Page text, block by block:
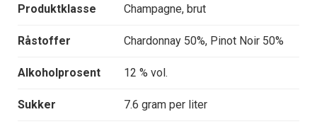
Produktklasse Champagne, brut
Råstoffer Chardonnay 50%, Pinot Noir 50%
Alkoholprosent 12 % vol.
Sukker 7.6 gram per liter